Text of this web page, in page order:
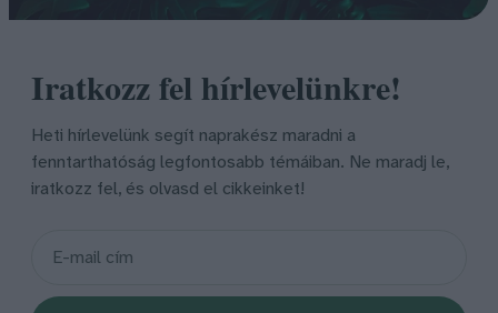
Iratkozz fel hírlevelünkre!
Heti hírlevelünk segít naprakész maradni a
fenntarthatóság legfontosabb témáiban. Ne maradj le,
iratkozz fel, és olvasd el cikkeinket!